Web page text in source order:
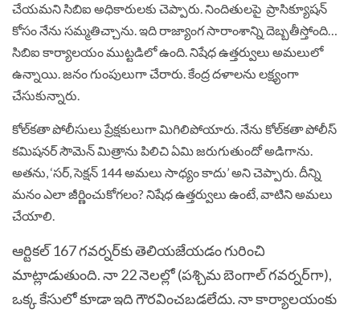
చేయమని సిబిఐ అధికారులకు చెప్పారు. నిందితులపై ప్రాసిక్యూషన్
కోసం నేను సమ్మతిచ్చాను. ఇది రాజ్యాంగ సారాంశాన్ని దెబ్బతీస్తోంది…
సిబిఐ కార్యాలయం ముట్టడిలో ఉంది. నిషేధ ఉత్తర్వులు అమలులో
ఉన్నాయి. జనం గుంపులుగా చేరారు. కేంద్ర దళాలను లక్ష్యంగా
చేసుకున్నారు.
కోల్‌కతా పోలీసులు ప్రేక్షకులుగా మిగిలిపోయారు. నేను కోల్‌కతా పోలీస్
కమిషనర్ సౌమెన్ మిత్రాను పిలిచి ఏమి జరుగుతుందో అడిగాను.
అతను, ‘సర్, సెక్షన్ 144 అమలు సాధ్యం కాదు’ అని చెప్పారు. దీన్ని
మనం ఎలా జీర్ణించుకోగలం? నిషేధ ఉత్తర్వులు ఉంటే, వాటిని అమలు
చేయాలి.
ఆర్టికల్ 167 గవర్నర్‌కు తెలియజేయడం గురించి
మాట్లాడుతుంది. నా 22 నెలల్లో (పశ్చిమ బెంగాల్ గవర్నర్‌గా),
ఒక్క కేసులో కూడా ఇది గౌరవించబడలేదు. నా కార్యాలయంకు